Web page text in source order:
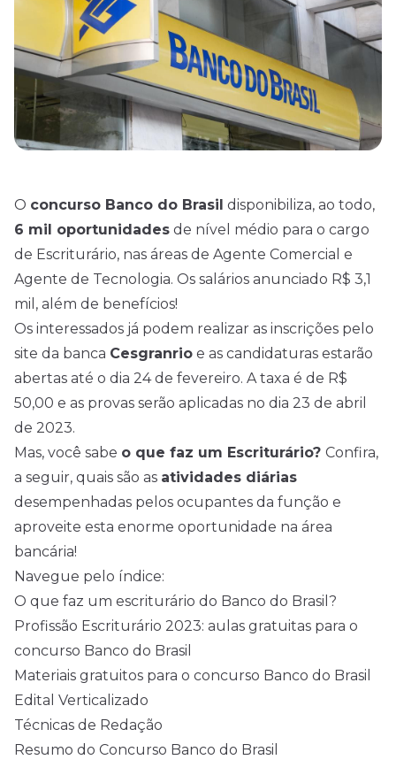
O concurso Banco do Brasil disponibiliza, ao todo,
6 mil oportunidades de nível médio para o cargo
de Escriturário, nas áreas de Agente Comercial e
Agente de Tecnologia. Os salários anunciado R$ 3,1
mil, além de benefícios!
Os interessados já podem realizar as inscrições pelo
site da banca Cesgranrio e as candidaturas estarão
abertas até o dia 24 de fevereiro. A taxa é de R$
50,00 e as provas serão aplicadas no dia 23 de abril
de 2023.
Mas, você sabe o que faz um Escriturário? Confira,
a seguir, quais são as atividades diárias
desempenhadas pelos ocupantes da função e
aproveite esta enorme oportunidade na área
bancária!
Navegue pelo índice:
O que faz um escriturário do Banco do Brasil?
Profissão Escriturário 2023: aulas gratuitas para o
concurso Banco do Brasil
Materiais gratuitos para o concurso Banco do Brasil
Edital Verticalizado
Técnicas de Redação
Resumo do Concurso Banco do Brasil